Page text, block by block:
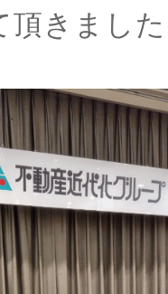
頂きました